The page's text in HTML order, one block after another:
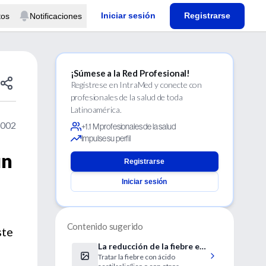
Notificaciones Iniciar sesión Registrarse
¡Súmese a la Red Profesional!
Regístrese en IntraMed y conecte con
profesionales de la salud de toda
Latinoamérica.
+1.1 M profesionales de la salud
Impulse su perfil
Registrarse
Iniciar sesión
Contenido sugerido
La reducción de la fiebre es
crucial en el tratamiento de
Tratar la fiebre con ácido